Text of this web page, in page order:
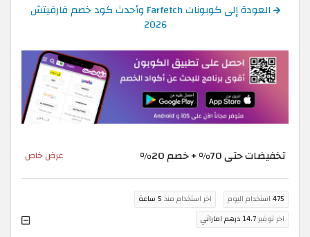
العودة إلى كوبونات Farfetch وأحدث كود خصم فارفيتش
2026
تخفيضات حتى 70% + خصم 20% عرض خاص
475 استخدام اليوم اخر استخدام منذ 5 ساعة
اخر توفير14.7 درهم اماراتي